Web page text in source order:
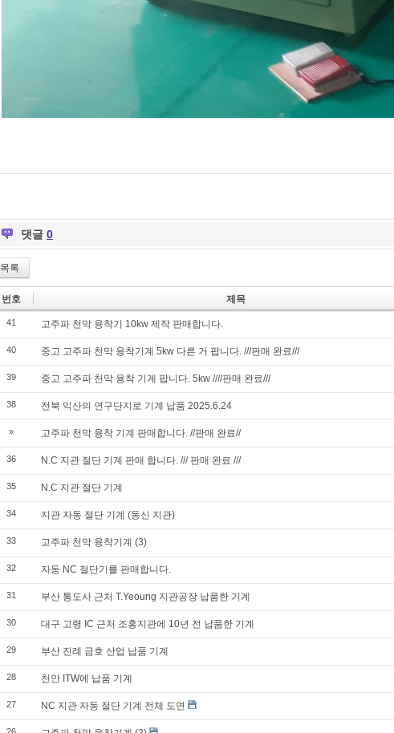
댓글 0
목록
번호 제목
41 고주파 천막 융착기 10kw 제작 판매합니다.
40 중고 고주파 천막 융착기계 5kw 다른 거 팝니다. ///판매 완료///
39 중고 고주파 천막 융착 기계 팝니다. 5kw ////판매 완료///
38 전북 익산의 연구단지로 기계 납품 2025.6.24
» 고주파 천막 융착 기계 판매합니다. //판매 완료//
36 N.C 지관 절단 기계 판매 합니다. /// 판매 완료 ///
35 N.C 지관 절단 기계
34 지관 자동 절단 기계 (동신 지관)
33 고주파 천막 융착기계 (3)
32 자동 NC 절단기를 판매합니다.
31 부산 통도사 근처 T.Yeoung 지관공장 납품한 기계
30 대구 고령 IC 근처 조흥지관에 10년 전 납품한 기계
29 부산 진례 금호 산업 납품 기계
28 천안 ITW에 납품 기계
27 NC 지관 자동 절단 기계 전체 도면